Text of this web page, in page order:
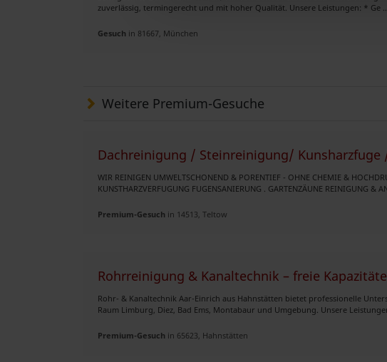
zuverlässig, termingerecht und mit hoher Qualität. Unsere Leistungen: * Ge ..
Gesuch in 81667, München
Weitere Premium-Gesuche
Dachreinigung / Steinreinigung/ Kunsharzfuge
WIR REINIGEN UMWELTSCHONEND & PORENTIEF - OHNE CHEMIE &
KUNSTHARZVERFUGUNG FUGENSANIERUNG . GARTENZÄUNE REINIGUNG
Premium-Gesuch in 14513, Teltow
Rohrreinigung & Kanaltechnik – freie
Rohr- & Kanaltechnik Aar-Einrich aus Hahnstätten bietet professionelle
Raum Limburg, Diez, Bad Ems, Montabaur und Umgebung. Unsere
Premium-Gesuch in 65623, Hahnstätten